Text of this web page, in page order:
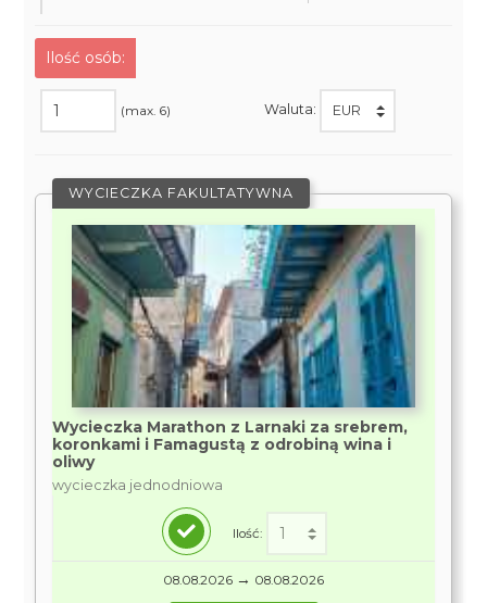
Ilość osób:
(max. 6) Waluta:
WYCIECZKA FAKULTATYWNA
Wycieczka Marathon z Larnaki za srebrem,
koronkami i Famagustą z odrobiną wina i
oliwy
wycieczka jednodniowa
Ilość:
08.08.2026 → 08.08.2026